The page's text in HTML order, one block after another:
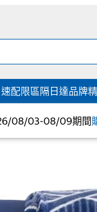
速配限區隔日達品牌
08/03-08/09期間